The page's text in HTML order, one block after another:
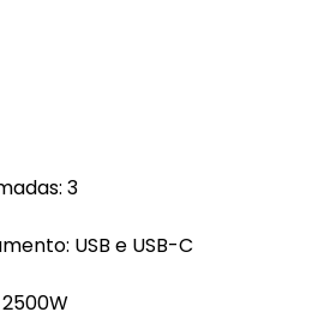
3
USB e USB-C